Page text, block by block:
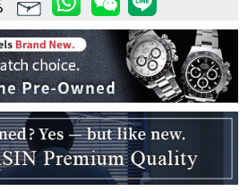
細検索はこちら
ご利用ガイド
ムクオリティについて